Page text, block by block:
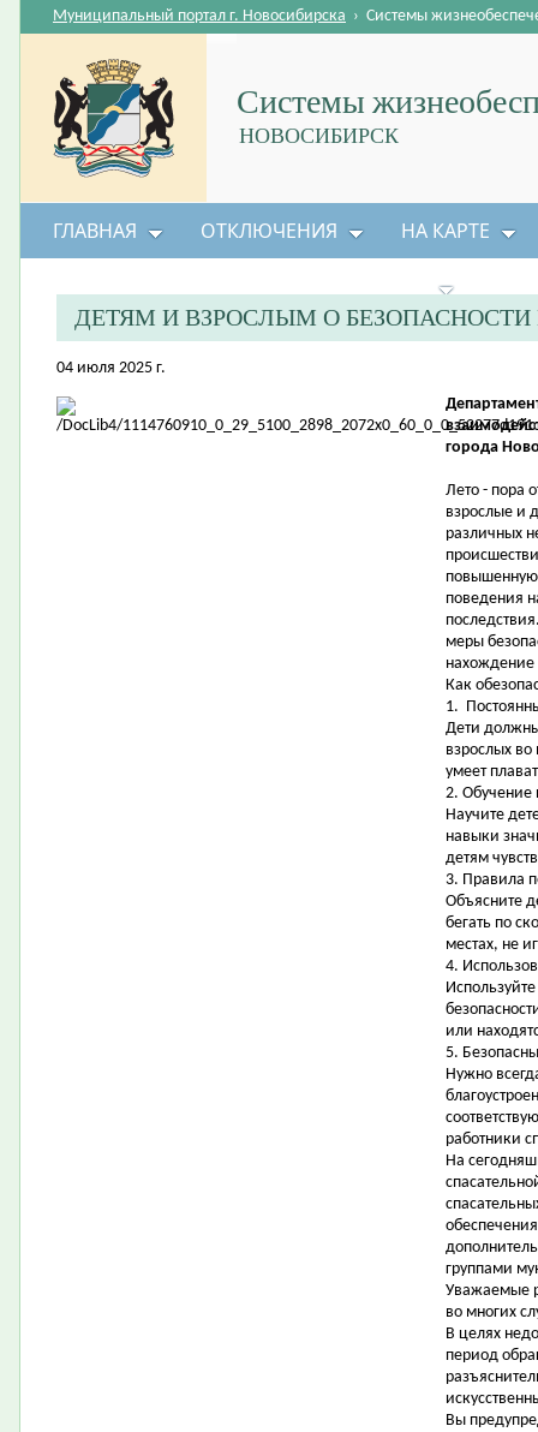
Системы
НОВОСИБИРСК
Муниципальный портал г. Новосибирска › Системы
ГЛАВНАЯ ОТКЛЮЧЕНИЯ НА КАРТЕ
ДЕТЯМ И ВЗРОСЛЫМ О
04 июля 2025 г.
города
Лето - пора
взрослые и
различных
повышенную
поведения
меры
нахождение
Как
1.
Дети
взрослых
умеет
2. Обучение
Научите
навыки
детям
3. Правила
Объясните
бегать по
местах, не
4.
или
5.
Нужно
работники
На
группами
Уважаемые
во многих
В целях
период
Вы